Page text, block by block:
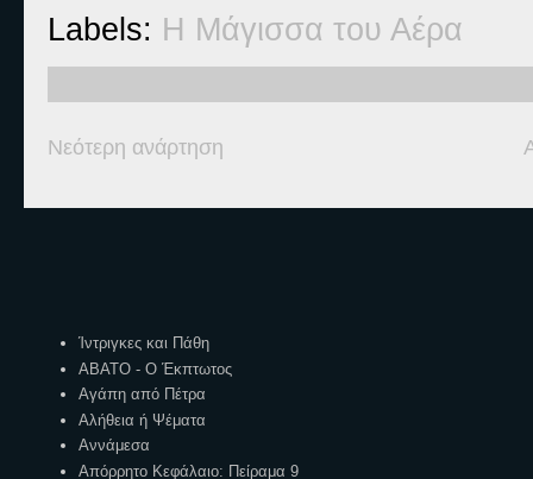
Labels: Η Μάγισσα του Αέρα
Νεότερη ανάρτηση
Ίντριγκες και Πάθη
ΑΒΑΤΟ - Ο Έκπτωτος
Αγάπη από Πέτρα
Αλήθεια ή Ψέματα
Αννάμεσα
Απόρρητο Κεφάλαιο: Πείραμα 9